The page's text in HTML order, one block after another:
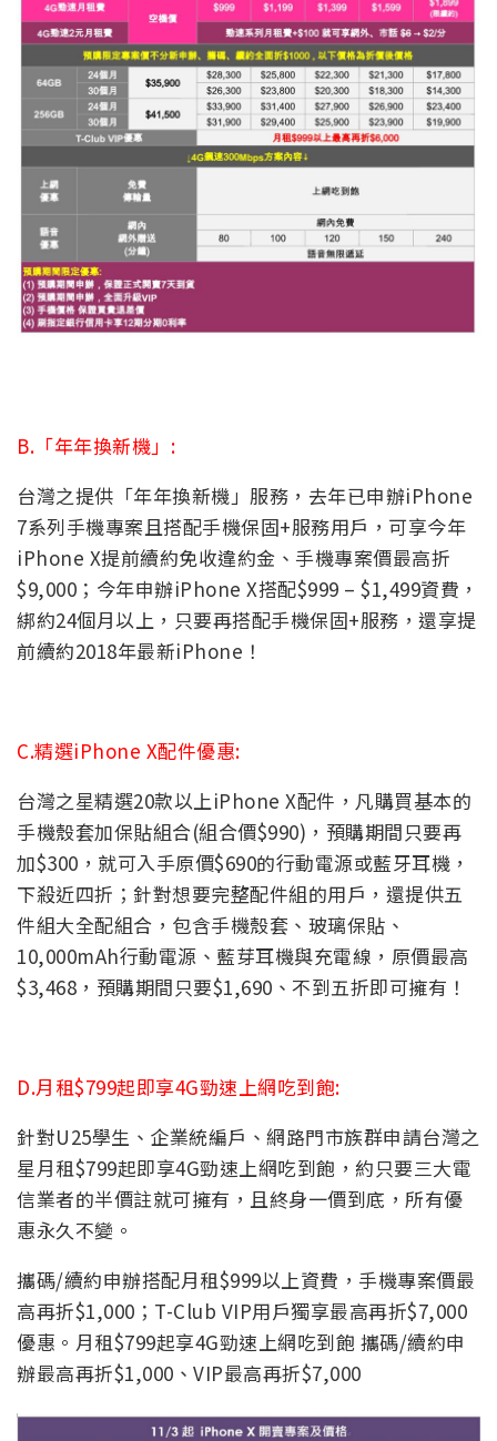
B.「年年換新機」:
台灣之提供「年年換新機」服務，去年已申辦iPhone
7系列手機專案且搭配手機保固+服務用戶，可享今年
iPhone X提前續約免收違約金、手機專案價最高折
$9,000；今年申辦iPhone X搭配$999 – $1,499資費，
綁約24個月以上，只要再搭配手機保固+服務，還享提
前續約2018年最新iPhone！
C.精選iPhone X配件優惠:
台灣之星精選20款以上iPhone X配件，凡購買基本的
手機殼套加保貼組合(組合價$990)，預購期間只要再
加$300，就可入手原價$690的行動電源或藍牙耳機，
下殺近四折；針對想要完整配件組的用戶，還提供五
件組大全配組合，包含手機殼套、玻璃保貼、
10,000mAh行動電源、藍芽耳機與充電線，原價最高
$3,468，預購期間只要$1,690、不到五折即可擁有！
D.月租$799起即享4G勁速上網吃到飽:
針對U25學生、企業統編戶、網路門市族群申請台灣之
星月租$799起即享4G勁速上網吃到飽，約只要三大電
信業者的半價註就可擁有，且終身一價到底，所有優
惠永久不變。
攜碼/續約申辦搭配月租$999以上資費，手機專案價最
高再折$1,000；T-Club VIP用戶獨享最高再折$7,000
優惠。月租$799起享4G勁速上網吃到飽 攜碼/續約申
辦最高再折$1,000、VIP最高再折$7,000